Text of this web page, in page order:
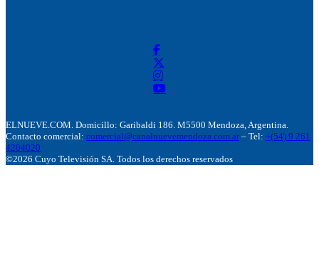
ELNUEVE.COM. Domicillo: Garibaldi 186. M5500 Mendoza, Argentina.
Contacto comercial: comercial@canalnuevemendoza.com.ar – Tel: +(54) 9 261
4204020
©2026 Cuyo Televisión SA. Todos los derechos reservados